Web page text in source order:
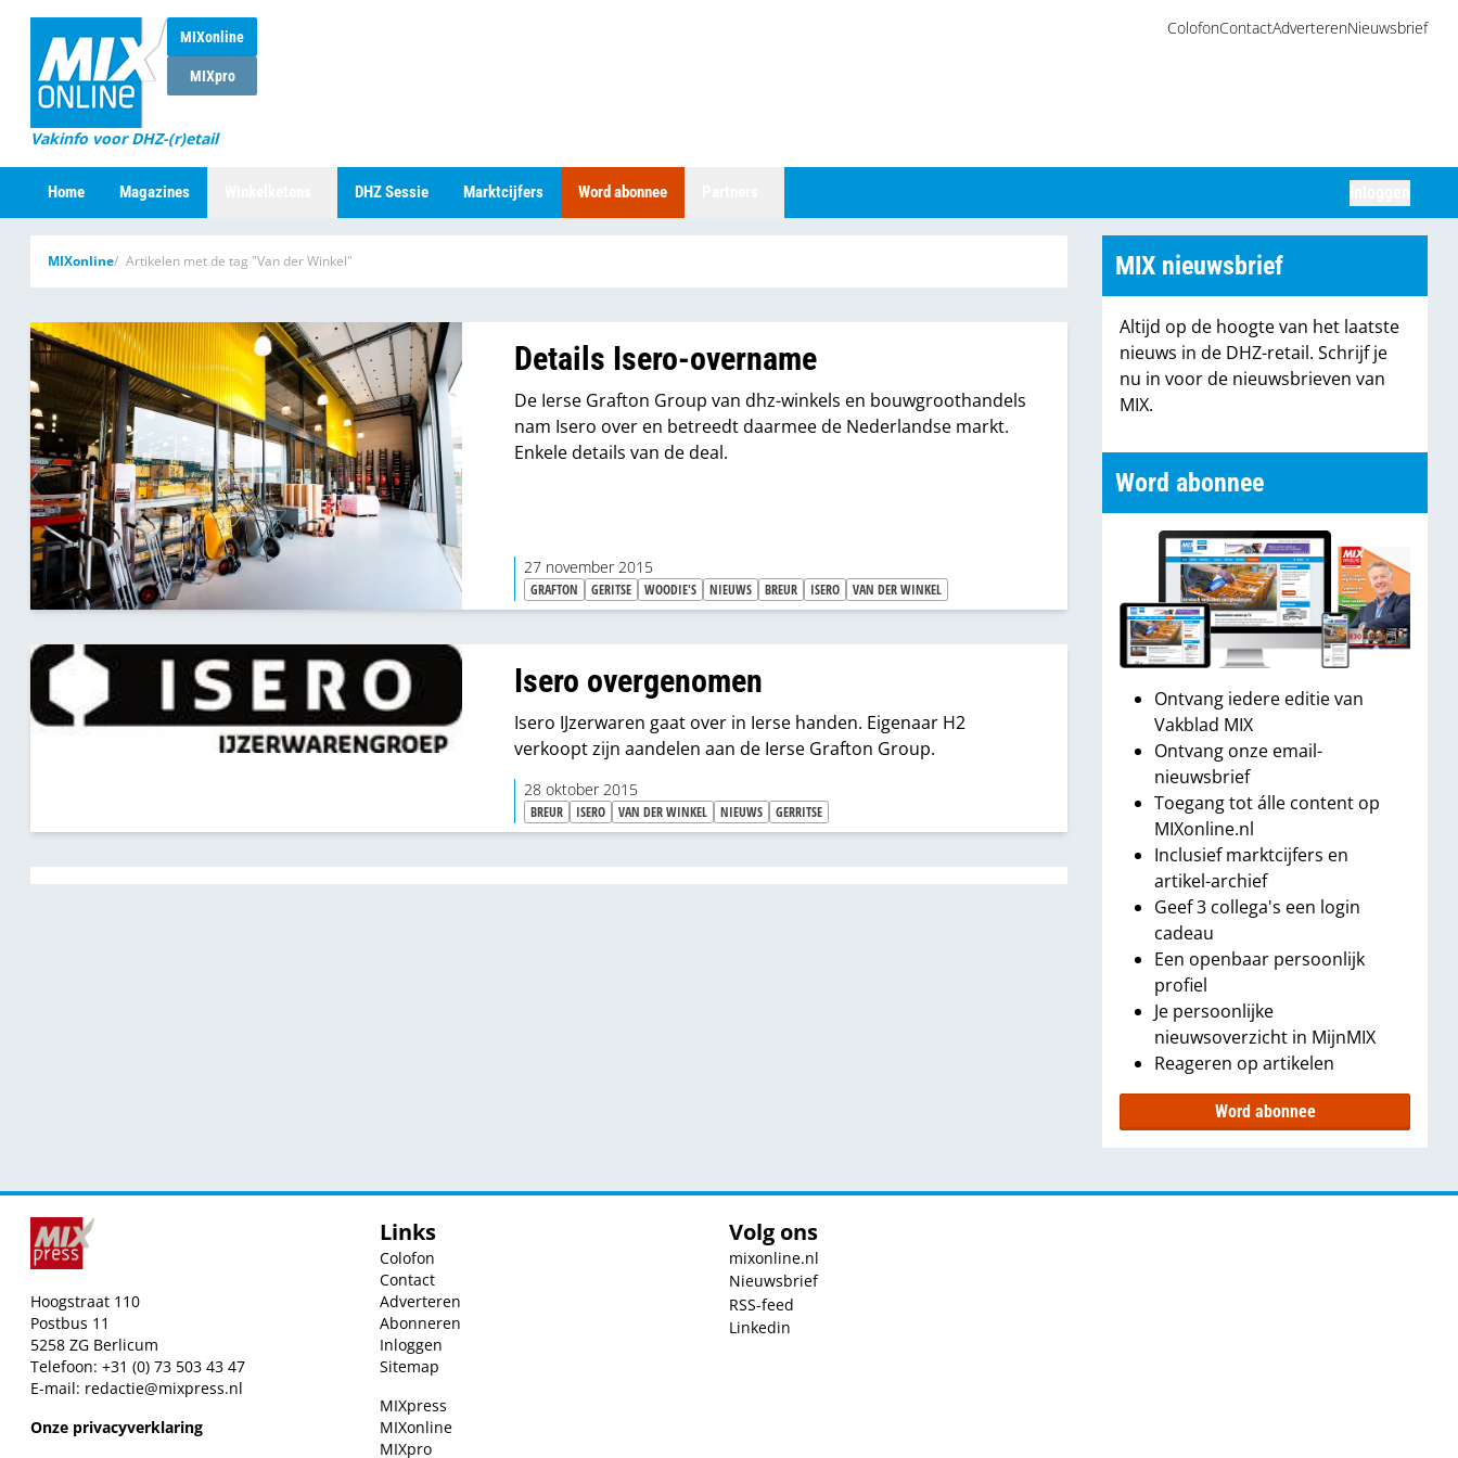
MIXonline
MIXpro
Vakinfo voor DHZ-(r)etail
ColofonContactAdverterenNieuwsbrief
Home Magazines DHZ Sessie Marktcijfers Word abonnee
MIXonline Artikelen met de tag "Van der Winkel"
Details Isero-overname
De Ierse Grafton Group van dhz-winkels en bouwgroothandels
nam Isero over en betreedt daarmee de Nederlandse markt.
Enkele details van de deal.
27 november 2015
GRAFTON GERITSE WOODIE'S NIEUWS BREUR ISERO VAN DER WINKEL
Isero overgenomen
Isero IJzerwaren gaat over in Ierse handen. Eigenaar H2
verkoopt zijn aandelen aan de Ierse Grafton Group.
28 oktober 2015
BREUR ISERO VAN DER WINKEL NIEUWS GERRITSE
MIX nieuwsbrief
Altijd op de hoogte van het laatste
nieuws in de DHZ-retail. Schrijf je
nu in voor de nieuwsbrieven van
MIX.
Word abonnee
Ontvang iedere editie van
Vakblad MIX
Ontvang onze email-
nieuwsbrief
Toegang tot álle content op
MIXonline.nl
Inclusief marktcijfers en
artikel-archief
Geef 3 collega's een login
cadeau
Een openbaar persoonlijk
profiel
Je persoonlijke
nieuwsoverzicht in MijnMIX
Reageren op artikelen
Word abonnee
Hoogstraat 110
Postbus 11
5258 ZG Berlicum
Telefoon: +31 (0) 73 503 43 47
E-mail: redactie@mixpress.nl
Onze privacyverklaring
Links
Colofon
Contact
Adverteren
Abonneren
Inloggen
Sitemap
MIXpress
MIXonline
MIXpro
Volg ons
mixonline.nl
Nieuwsbrief
RSS-feed
Linkedin